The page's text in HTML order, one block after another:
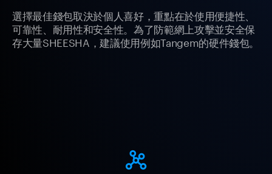
選擇最佳錢包取決於個人喜好，重點在於使用便捷性、
可靠性、耐用性和安全性。為了防範網上攻擊並安全保
存大量SHEESHA，建議使用例如Tangem的硬件錢包。